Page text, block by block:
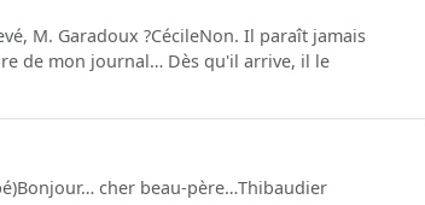
M. Garadoux ?CécileNon. Il paraît jamais
de mon journal… Dès qu'il arrive, il le
cher beau-père…Thibaudier